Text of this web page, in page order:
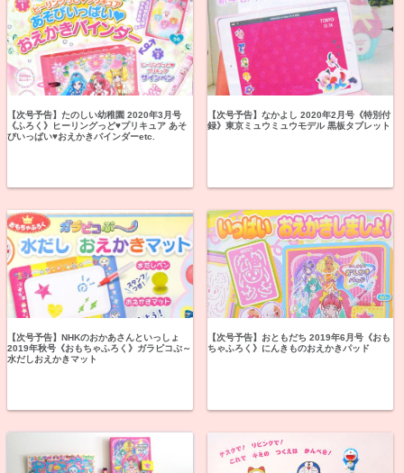
【次号予告】たのしい幼稚園 2020年3月号
《ふろく》ヒーリングっど♥プリキュア あそ
びいっぱい♥おえかきバインダーetc.
【次号予告】なかよし 2020年2月号《特別付
録》東京ミュウミュウモデル 黒板タブレット
【次号予告】NHKのおかあさんといっしょ
2019年秋号《おもちゃふろく》ガラピコぷ～
水だしおえかきマット
【次号予告】おともだち 2019年6月号《おも
ちゃふろく》にんきものおえかきパッド